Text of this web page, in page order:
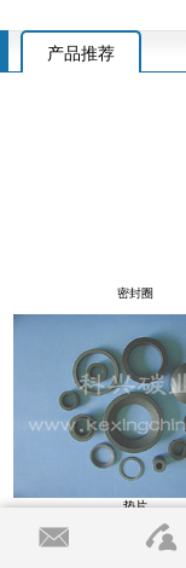
产品推荐
密封圈
垫片